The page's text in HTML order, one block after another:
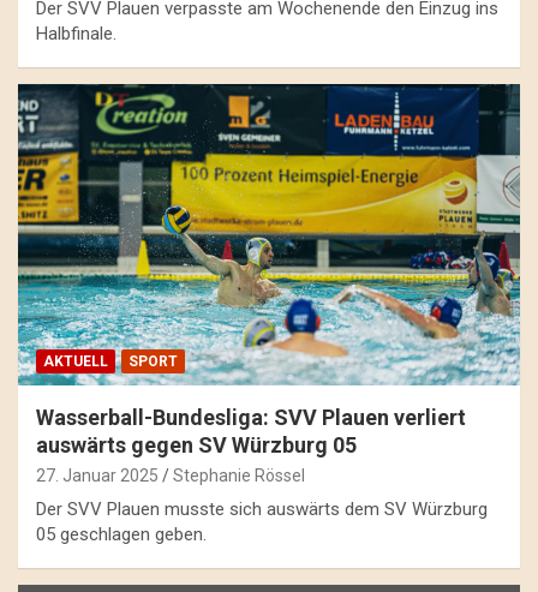
Der SVV Plauen verpasste am Wochenende den Einzug ins
Halbfinale.
AKTUELL SPORT
Wasserball-Bundesliga: SVV Plauen verliert
auswärts gegen SV Würzburg 05
27. Januar 2025 Stephanie Rössel
Der SVV Plauen musste sich auswärts dem SV Würzburg
05 geschlagen geben.